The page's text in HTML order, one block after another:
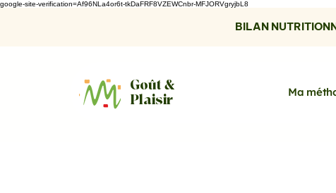
google-site-verification=Af96NLa4or6t-tkDaFRF8VZEWCnbr-MFJORVgryjbL8
BILAN
Goût &
Plaisir
Ma